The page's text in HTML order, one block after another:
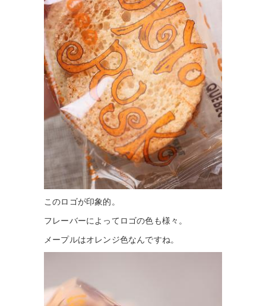
このロゴが印象的。
フレーバーによってロゴの色も様々。
メープルはオレンジ色なんですね。